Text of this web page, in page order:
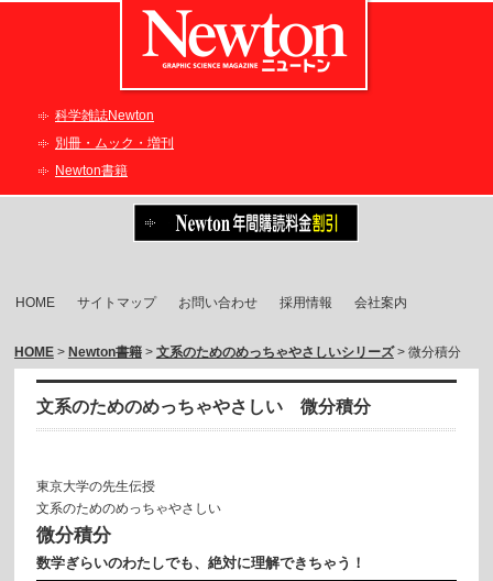
科学雑誌Newton
別冊・ムック・増刊
Newton書籍
HOME サイトマップ お問い合わせ 採用情報 会社案内
HOME> Newton書籍> 文系のためのめっちゃやさしいシリーズ> 微分積分
文系のためのめっちゃやさしい 微分積分
東京大学の先生伝授
文系のためのめっちゃやさしい
微分積分
数学ぎらいのわたしでも、絶対に理解できちゃう！